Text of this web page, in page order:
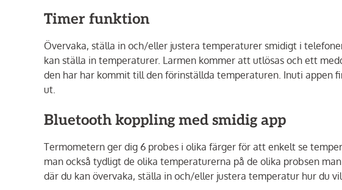
Timer funktion
Övervaka, ställa in och/eller justera temperaturer smidigt i
kan ställa in temperaturer. Larmen kommer att utlösas och ett
den har har kommit till den förinställda temperaturen. Inuti appen
ut.
Bluetooth koppling med smidig app
Termometern ger dig 6 probes i olika färger för att enkelt se
man också tydligt de olika temperaturerna på de olika probsen
där du kan övervaka, ställa in och/eller justera temperatur hur du